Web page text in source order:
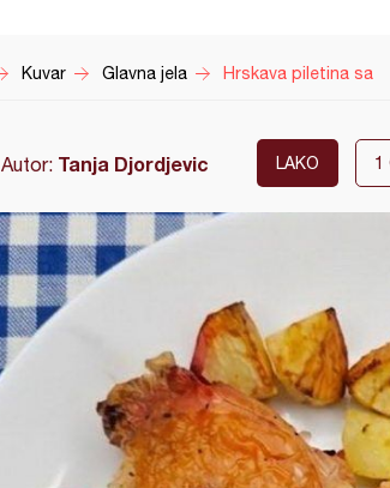
Kuvar Glavna jela Hrskava piletina sa
Autor: Tanja Djordjevic LAKO 1